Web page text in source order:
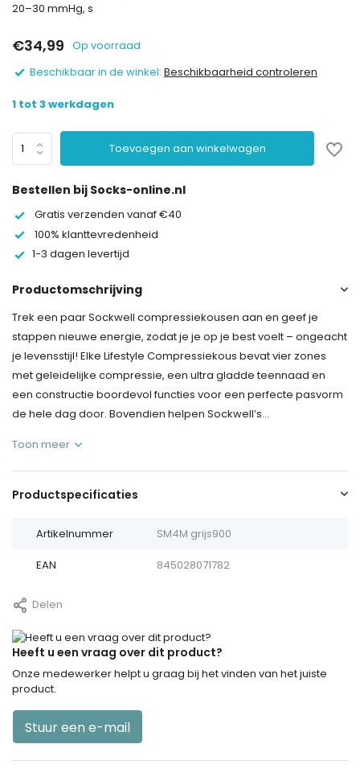
20–30 mmHg, s
€34,99 Op voorraad
Beschikbaar in de winkel: Beschikbaarheid controleren
1 tot 3 werkdagen
Toevoegen aan winkelwagen
Bestellen bij Socks-online.nl
Gratis verzenden vanaf €40
100% klanttevredenheid
1-3 dagen levertijd
Productomschrijving
Trek een paar Sockwell compressiekousen aan en geef je
stappen nieuwe energie, zodat je je op je best voelt – ongeacht
je levensstijl! Elke Lifestyle Compressiekous bevat vier zones
met geleidelijke compressie, een ultra gladde teennaad en
een constructie boordevol functies voor een perfecte pasvorm
de hele dag door. Bovendien helpen Sockwell’s...
Toon meer
Productspecificaties
Artikelnummer SM4M grijs900
EAN 845028071782
Delen
Heeft u een vraag over dit product?
Onze medewerker helpt u graag bij het vinden van het juiste
product.
Stuur een e-mail